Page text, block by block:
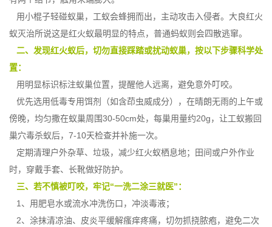
用小棍子轻碰蚁巢，工蚁会蜂拥而出，主动攻击入侵者。大良红火
蚁灭治所说这是红火蚁最明显的特点，普通蚂蚁则会四散逃窜。
二、发现红火蚁后，切勿直接踩踏或扰动蚁巢，按以下步骤科学处
置：
用明显标识标注蚁巢位置，提醒他人远离，避免意外叮咬。
优先选用低毒专用饵剂（如含茚虫威成分），在晴朗无雨的上午或
傍晚，均匀撒在蚁巢周围30-50cm处，每巢用量约20g，让工蚁搬回
巢穴毒杀蚁后，7-10天检查并补施一次。
定期清理户外杂草、垃圾， 减少红火蚁栖息地；田间或户外作业
时，穿戴手套、长靴做好防护。
三、若不慎被叮咬，牢记“一洗二涂三就医”：
1、用肥皂水或流水冲洗伤口，冲淡毒液；
2、涂抹清凉油、皮炎平缓解瘙痒疼痛，切勿抓挠脓疱，避免二次